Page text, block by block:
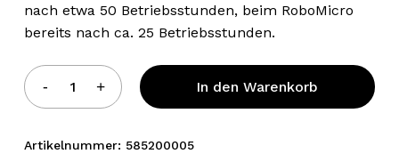
nach etwa 50 Betriebsstunden, beim RoboMicro
bereits nach ca. 25 Betriebsstunden.
In den Warenkorb
Alternative:
Artikelnummer: 585200005